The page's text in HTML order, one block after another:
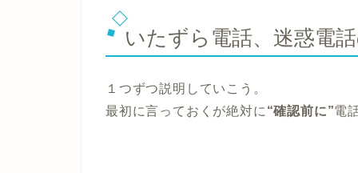
いたずら電話、迷惑電
１つずつ説明していこう。
最初に言っておくが絶対に “確認前に”電